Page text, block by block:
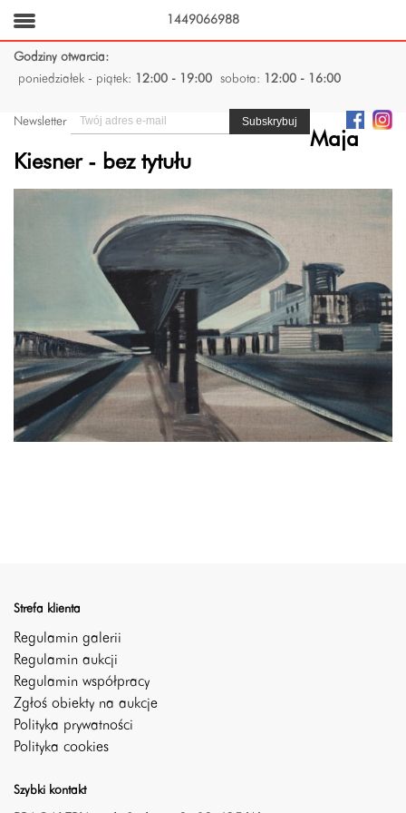
Godziny otwarcia:
poniedziałek - piątek:
12:00 - 19:00 sobota: 12:00 - 16:00
Newsletter
Maja
Kiesner - bez tytułu
Strefa klienta
Regulamin galerii
Regulamin aukcji
Regulamin współpracy
Zgłoś obiekty na aukcje
Polityka prywatności
Polityka cookies
Szybki kontakt
1449066988